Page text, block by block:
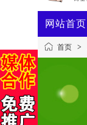
网站首页
首页 >